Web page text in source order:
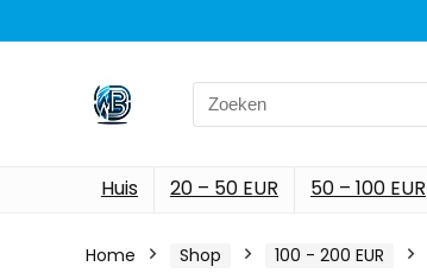
Search
for:
Huis 20 – 50 EUR 50 – 100 EUR
Home Shop 100 - 200 EUR